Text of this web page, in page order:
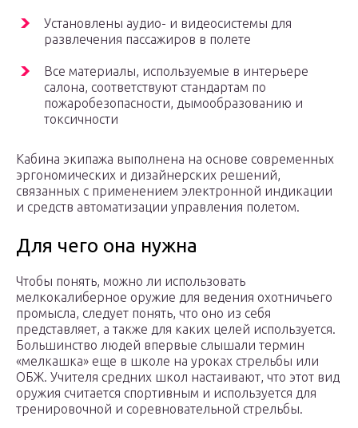
Установлены аудио- и видеосистемы для
развлечения пассажиров в полете
Все материалы, используемые в интерьере
салона, соответствуют стандартам по
пожаробезопасности, дымообразованию и
токсичности
Кабина экипажа выполнена на основе современных
эргономических и дизайнерских решений,
связанных с применением электронной индикации
и средств автоматизации управления полетом.
Для чего она нужна
Чтобы понять, можно ли использовать
мелкокалиберное оружие для ведения охотничьего
промысла, следует понять, что оно из себя
представляет, а также для каких целей используется.
Большинство людей впервые слышали термин
«мелкашка» еще в школе на уроках стрельбы или
ОБЖ. Учителя средних школ настаивают, что этот вид
оружия считается спортивным и используется для
тренировочной и соревновательной стрельбы.